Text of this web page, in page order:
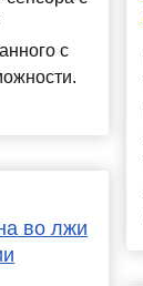
с
во лжи